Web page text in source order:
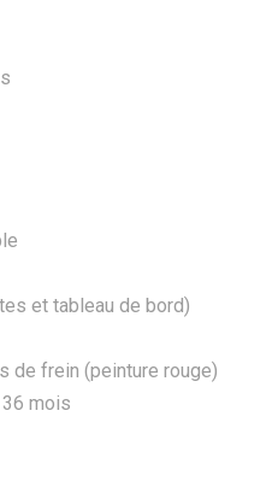
et tableau de bord)
de frein (peinture rouge)
36 mois